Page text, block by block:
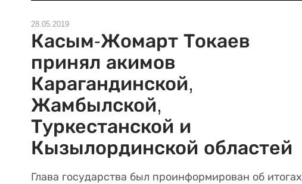
28.05.2019
Касым-Жомарт Токаев
принял акимов
Карагандинской,
Жамбылской,
Туркестанской и
Кызылординской областей
Глава государства был проинформирован об итогах